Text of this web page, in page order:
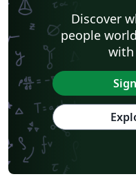
Discover
people